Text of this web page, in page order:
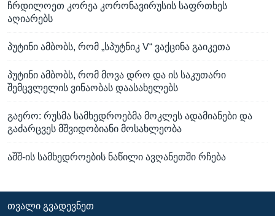
ჩრდილოეთ კორეა კორონავირუსის საფრთხეს
აღიარებს
პუტინი ამბობს, რომ „სპუტნიკ V“ ვაქცინა გაიკეთა
პუტინი ამბობს, რომ მოვა დრო და ის საკუთარი
შემცვლელის ვინაობას დაასახელებს
გაერო: რუსმა სამხედროებმა მოკლეს ადამიანები და
გაძარცვეს მშვიდობიანი მოსახლეობა
აშშ-ის სამხედროების ნაწილი ავღანეთში რჩება
ᲗᲕᲐᲚᲘ ᲒᲕᲐᲓᲔᲕᲜᲔᲗ